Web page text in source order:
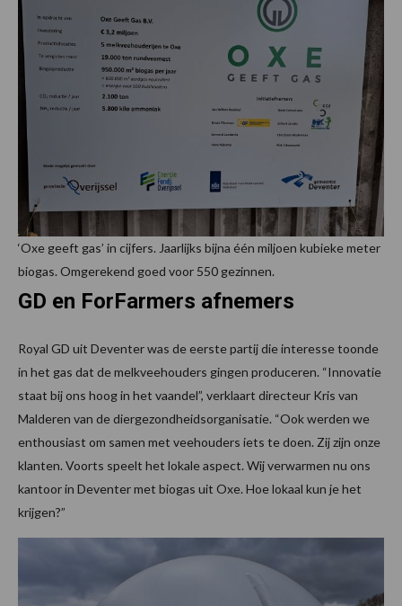
‘Oxe geeft gas’ in cijfers. Jaarlijks bijna één miljoen kubieke meter
biogas. Omgerekend goed voor 550 gezinnen.
GD en ForFarmers afnemers
Royal GD uit Deventer was de eerste partij die interesse toonde
in het gas dat de melkveehouders gingen produceren. “Innovatie
staat bij ons hoog in het vaandel”, verklaart directeur Kris van
Malderen van de diergezondheidsorganisatie. “Ook werden we
enthousiast om samen met veehouders iets te doen. Zij zijn onze
klanten. Voorts speelt het lokale aspect. Wij verwarmen nu ons
kantoor in Deventer met biogas uit Oxe. Hoe lokaal kun je het
krijgen?”